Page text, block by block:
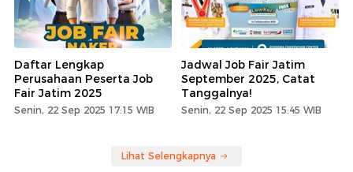
Daftar Lengkap
Perusahaan Peserta Job
Fair Jatim 2025
Senin, 22 Sep 2025 17:15 WIB
Jadwal Job Fair Jatim
September 2025, Catat
Tanggalnya!
Senin, 22 Sep 2025 15:45 WIB
Lihat Selengkapnya